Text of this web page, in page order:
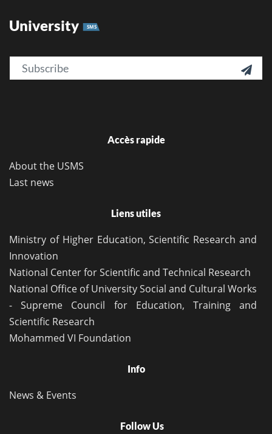
University SMS
Email 
Accès rapide
About the USMS
Last news
Liens utiles
Ministry of Higher Education, Scientific Research and
Innovation
National Center for Scientific and Technical Research
National Office of University Social and Cultural Works
- Supreme Council for Education, Training and
Scientific Research
Mohammed VI Foundation
Info
News & Events
Follow Us